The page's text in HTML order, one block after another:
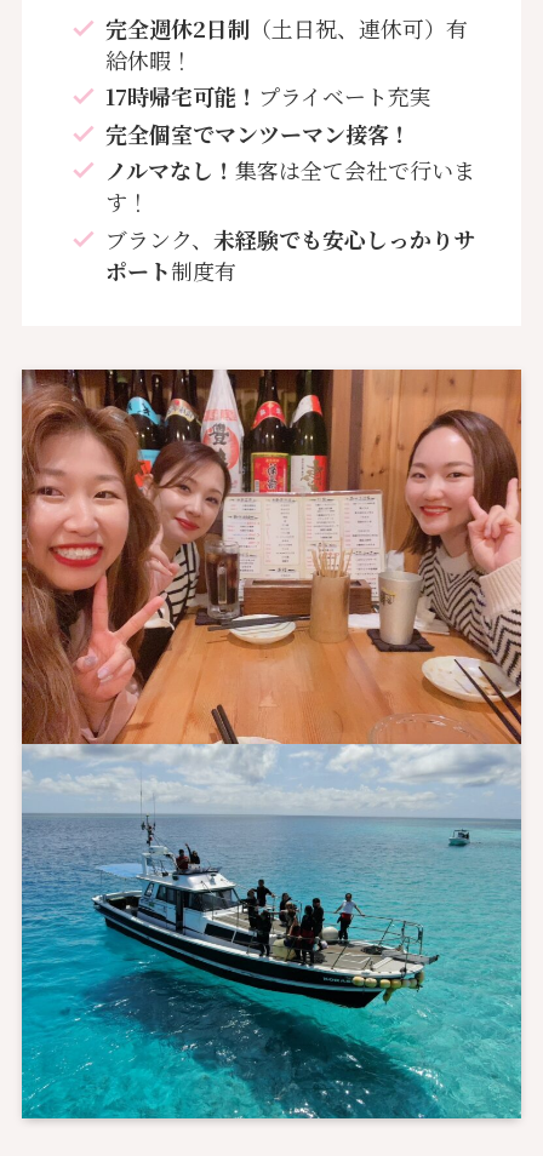
完全週休2日制 （土日祝、連休可）有
給休暇！
17時帰宅可能！ プライベート充実
完全個室でマンツーマン接客！
ノルマなし！集客は全て会社で行いま
す！
ブランク、未経験でも安心しっかりサ
ポート制度有